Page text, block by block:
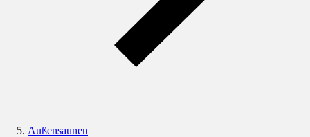
Außensaunen